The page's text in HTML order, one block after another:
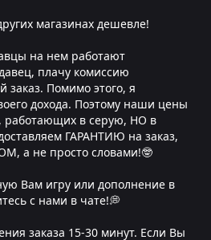
магазинах дешевле!
на нем работают
плачу комиссию
заказ. Помимо этого, я
дохода. Поэтому наши цены
работающих в серую, НО в
ГАРАНТИЮ на заказ,
а не просто словами!🤓
Вам игру или дополнение в
с нами в чате!💭
заказа 15-30 минут. Если Вы